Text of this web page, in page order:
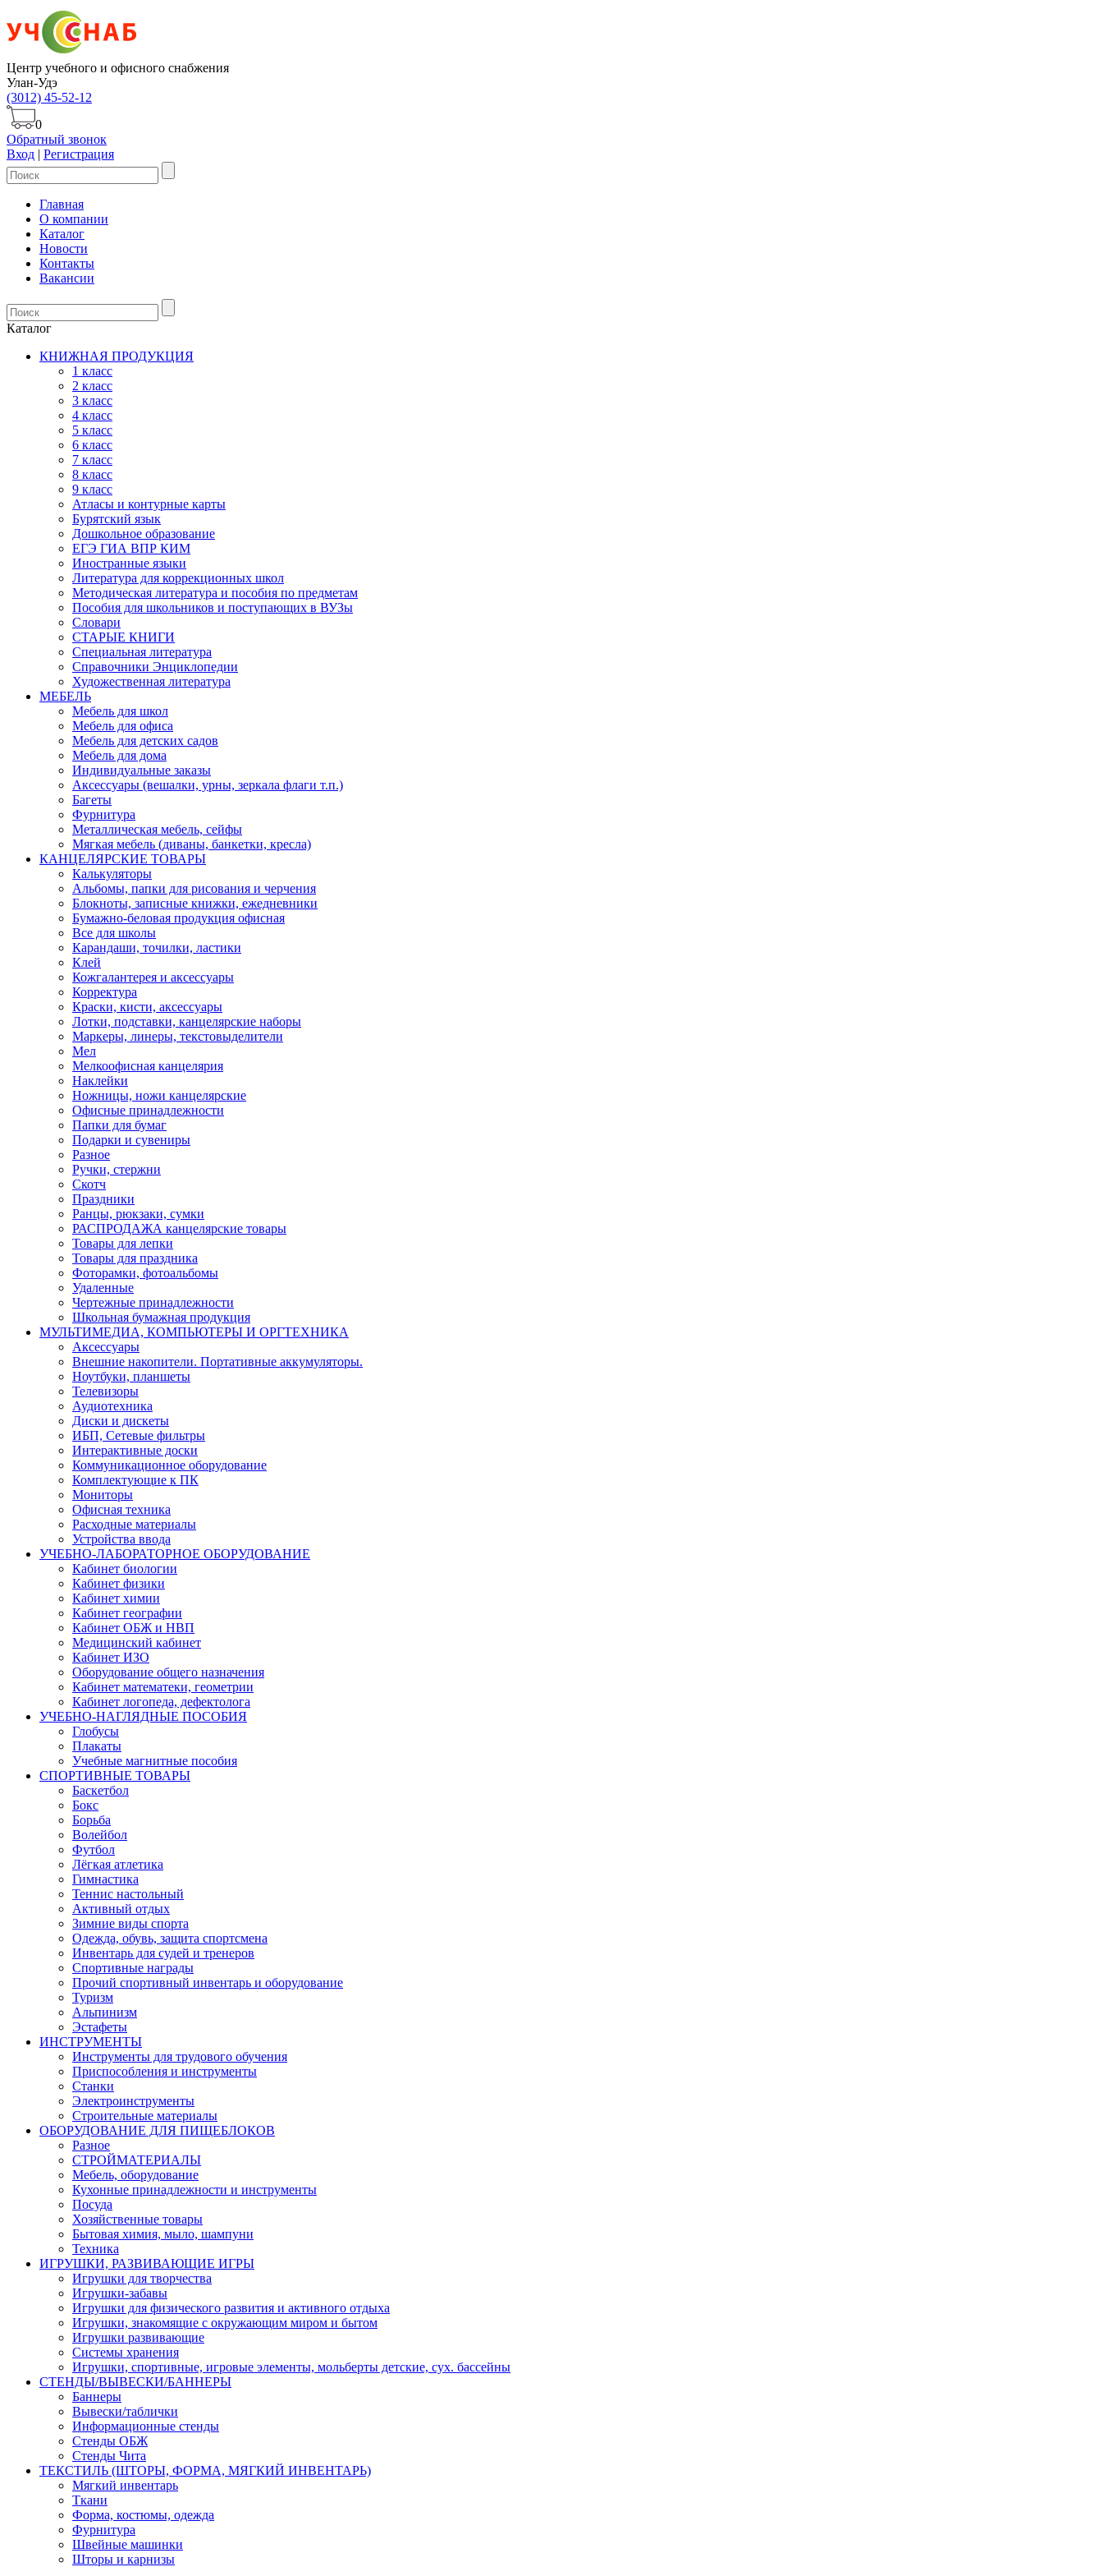
Центр учебного и офисного снабжения
Улан-Удэ
(3012) 45-52-12
0
Обратный звонок
Вход | Регистрация
Главная
О компании
Каталог
Новости
Контакты
Вакансии
Каталог
КНИЖНАЯ ПРОДУКЦИЯ
1 класс
2 класс
3 класс
4 класс
5 класс
6 класс
7 класс
8 класс
9 класс
Атласы и контурные карты
Бурятский язык
Дошкольное образование
ЕГЭ ГИА ВПР КИМ
Иностранные языки
Литература для коррекционных школ
Методическая литература и пособия по предметам
Пособия для школьников и поступающих в ВУЗы
Словари
СТАРЫЕ КНИГИ
Специальная литература
Справочники Энциклопедии
Художественная литература
МЕБЕЛЬ
Мебель для школ
Мебель для офиса
Мебель для детских садов
Мебель для дома
Индивидуальные заказы
Аксессуары (вешалки, урны, зеркала флаги т.п.)
Багеты
Фурнитура
Металлическая мебель, сейфы
Мягкая мебель (диваны, банкетки, кресла)
КАНЦЕЛЯРСКИЕ ТОВАРЫ
Калькуляторы
Альбомы, папки для рисования и черчения
Блокноты, записные книжки, ежедневники
Бумажно-беловая продукция офисная
Все для школы
Карандаши, точилки, ластики
Клей
Кожгалантерея и аксессуары
Корректура
Краски, кисти, аксессуары
Лотки, подставки, канцелярские наборы
Маркеры, линеры, текстовыделители
Мел
Мелкоофисная канцелярия
Наклейки
Ножницы, ножи канцелярские
Офисные принадлежности
Папки для бумаг
Подарки и сувениры
Разное
Ручки, стержни
Скотч
Праздники
Ранцы, рюкзаки, сумки
РАСПРОДАЖА канцелярские товары
Товары для лепки
Товары для праздника
Фоторамки, фотоальбомы
Удаленные
Чертежные принадлежности
Школьная бумажная продукция
МУЛЬТИМЕДИА, КОМПЬЮТЕРЫ И ОРГТЕХНИКА
Аксессуары
Внешние накопители. Портативные аккумуляторы.
Ноутбуки, планшеты
Телевизоры
Аудиотехника
Диски и дискеты
ИБП, Сетевые фильтры
Интерактивные доски
Коммуникационное оборудование
Комплектующие к ПК
Мониторы
Офисная техника
Расходные материалы
Устройства ввода
УЧЕБНО-ЛАБОРАТОРНОЕ ОБОРУДОВАНИЕ
Кабинет биологии
Кабинет физики
Кабинет химии
Кабинет географии
Кабинет ОБЖ и НВП
Медицинский кабинет
Кабинет ИЗО
Оборудование общего назначения
Кабинет математеки, геометрии
Кабинет логопеда, дефектолога
УЧЕБНО-НАГЛЯДНЫЕ ПОСОБИЯ
Глобусы
Плакаты
Учебные магнитные пособия
СПОРТИВНЫЕ ТОВАРЫ
Баскетбол
Бокс
Борьба
Волейбол
Футбол
Лёгкая атлетика
Гимнастика
Теннис настольный
Активный отдых
Зимние виды спорта
Одежда, обувь, защита спортсмена
Инвентарь для судей и тренеров
Спортивные награды
Прочий спортивный инвентарь и оборудование
Туризм
Альпинизм
Эстафеты
ИНСТРУМЕНТЫ
Инструменты для трудового обучения
Приспособления и инструменты
Станки
Электроинструменты
Строительные материалы
ОБОРУДОВАНИЕ ДЛЯ ПИЩЕБЛОКОВ
Разное
СТРОЙМАТЕРИАЛЫ
Мебель, оборудование
Кухонные принадлежности и инструменты
Посуда
Хозяйственные товары
Бытовая химия, мыло, шампуни
Техника
ИГРУШКИ, РАЗВИВАЮЩИЕ ИГРЫ
Игрушки для творчества
Игрушки-забавы
Игрушки для физического развития и активного отдыха
Игрушки, знакомящие с окружающим миром и бытом
Игрушки развивающие
Системы хранения
Игрушки, спортивные, игровые элементы, мольберты детские, сух. бассейны
СТЕНДЫ/ВЫВЕСКИ/БАННЕРЫ
Баннеры
Вывески/таблички
Информационные стенды
Стенды ОБЖ
Стенды Чита
ТЕКСТИЛЬ (ШТОРЫ, ФОРМА, МЯГКИЙ ИНВЕНТАРЬ)
Мягкий инвентарь
Ткани
Форма, костюмы, одежда
Фурнитура
Швейные машинки
Шторы и карнизы